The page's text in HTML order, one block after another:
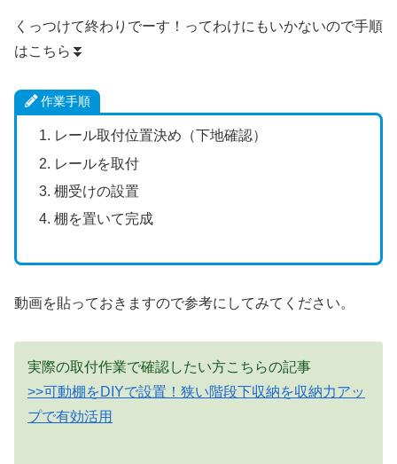
くっつけて終わりでーす！ってわけにもいかないので手順
はこちら⏬
作業手順
レール取付位置決め（下地確認）
レールを取付
棚受けの設置
棚を置いて完成
動画を貼っておきますので参考にしてみてください。
実際の取付作業で確認したい方こちらの記事
>>可動棚をDIYで設置！狭い階段下収納を収納力アッ
プで有効活用